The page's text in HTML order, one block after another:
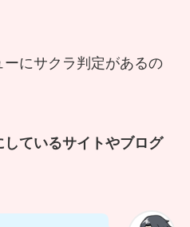
ーにサクラ判定があるの
ているサイトやブログ